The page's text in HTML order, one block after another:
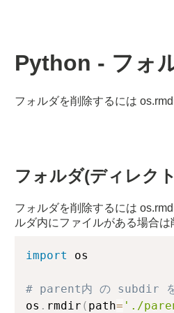
Python - フォ
フォルダを削除するには
フォルダ(ディレク
フォルダを削除するには
ルダ内にファイルがある場合
import os
# parent内 の subdir を
os . rmdir ( path= './